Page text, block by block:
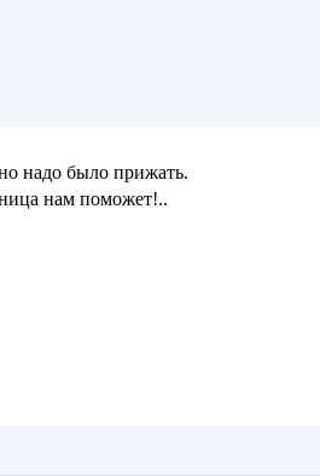
надо было прижать.
нам поможет!..